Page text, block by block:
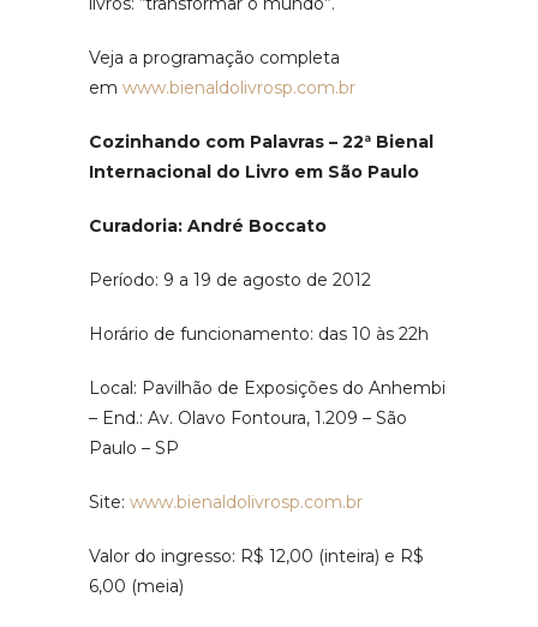
Veja a programação completa
em www.bienaldolivrosp.com.br
Cozinhando com Palavras – 22ª Bienal
Internacional do Livro em São Paulo
Curadoria: André Boccato
Período: 9 a 19 de agosto de 2012
Horário de funcionamento: das 10 às 22h
Local: Pavilhão de Exposições do Anhembi
– End.: Av. Olavo Fontoura, 1.209 – São
Paulo – SP
Site: www.bienaldolivrosp.com.br
Valor do ingresso: R$ 12,00 (inteira) e R$
6,00 (meia)